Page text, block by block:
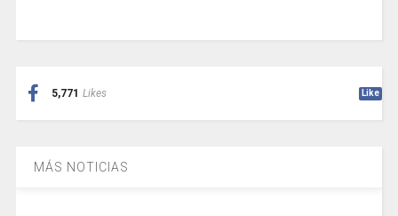
5,771 Likes Like
MÁS NOTICIAS